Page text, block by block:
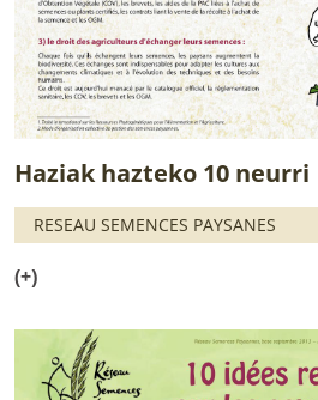
Haziak hazteko 10 neurri
RESEAU SEMENCES PAYSANES
(+)